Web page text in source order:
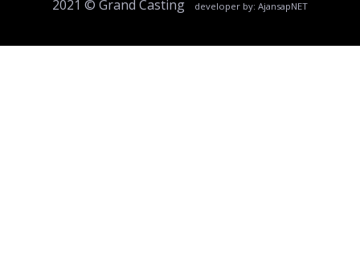
2021 © Grand Casting